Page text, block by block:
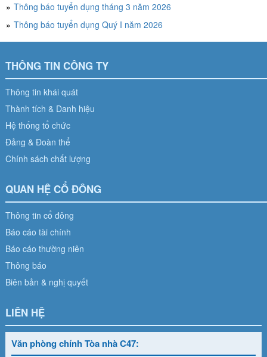
Thông báo tuyển dụng tháng 3 năm 2026
Thông báo tuyển dụng Quý I năm 2026
THÔNG TIN CÔNG TY
Thông tin khái quát
Thành tích & Danh hiệu
Hệ thống tổ chức
Đảng & Đoàn thể
Chính sách chất lượng
QUAN HỆ CỔ ĐÔNG
Thông tin cổ đông
Báo cáo tài chính
Báo cáo thường niên
Thông báo
Biên bản & nghị quyết
LIÊN HỆ
Văn phòng chính Tòa nhà C47: